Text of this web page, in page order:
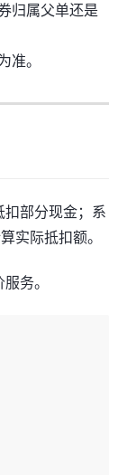
归属父单还是
准。
部分现金；系
实际抵扣额。
务。